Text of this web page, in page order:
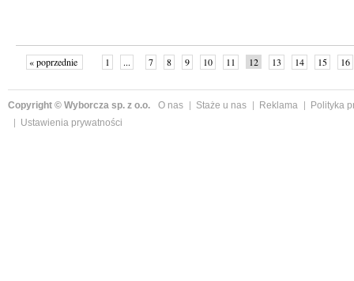
« poprzednie 1 ... 7 8 9 10 11 12 13 14 15 16
Copyright © Wyborcza sp. z o.o. O nas Staże u nas Reklama
Polityka
Ustawienia prywatności